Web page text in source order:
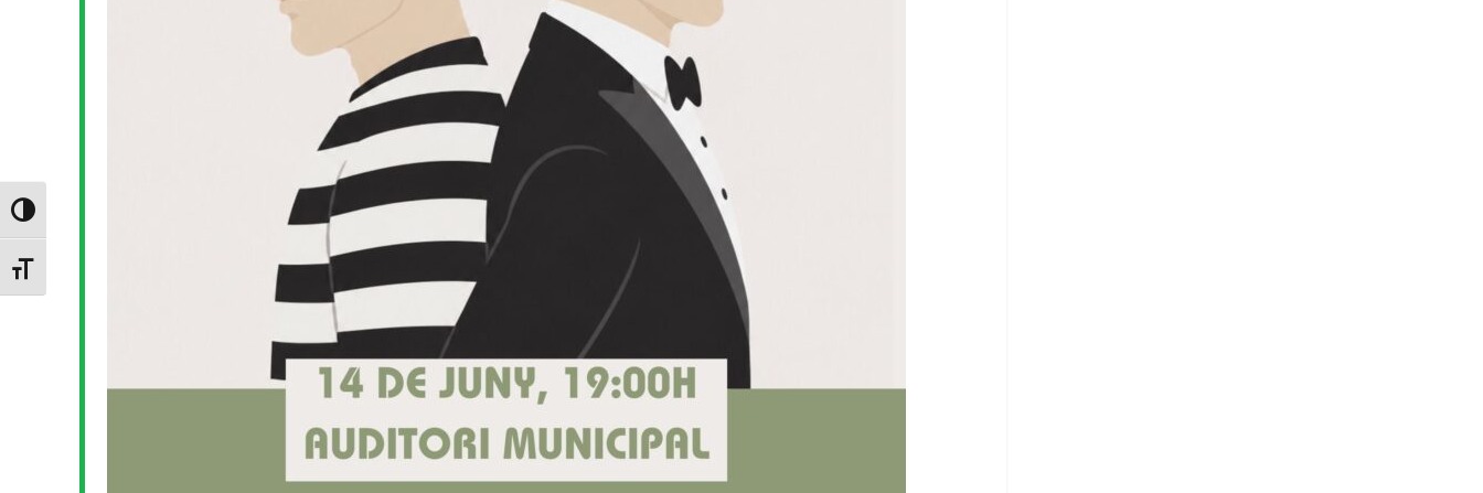
Toggle High Contrast
Toggle Font size